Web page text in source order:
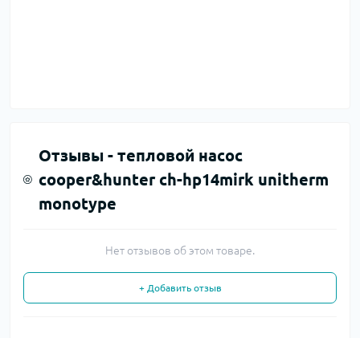
Отзывы -тепловой насос
cooper&hunter ch-hp14mirk unitherm
monotype
Нет отзывов об этом товаре.
+ Добавить отзыв